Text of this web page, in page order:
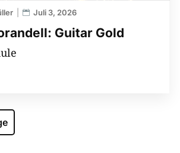
Guitar Gold
Juli 3, 2026